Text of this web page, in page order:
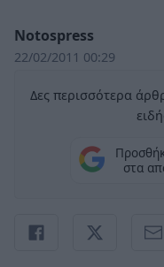
Notospress
22/02/2011 00:29
Δες περισσότερα
στα